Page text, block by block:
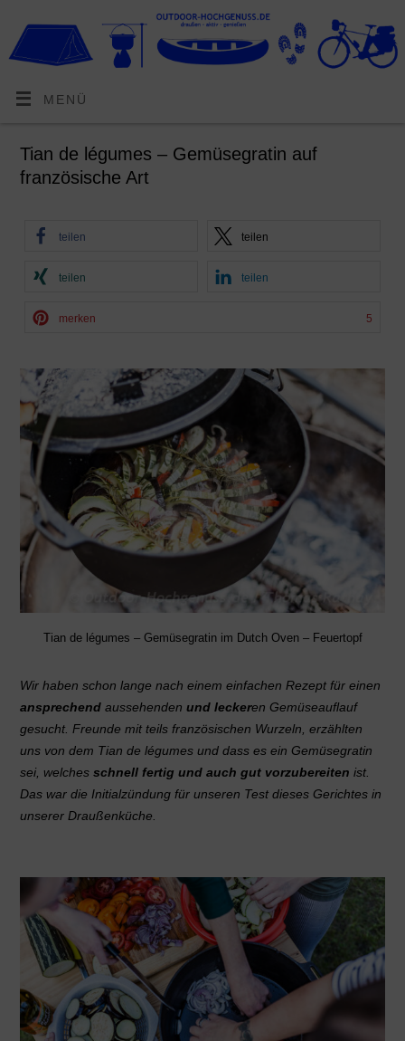
MENÜ
Tian de légumes – Gemüsegratin auf
französische Art
teilen teilen
teilen teilen
merken 5
Tian de légumes – Gemüsegratin im Dutch Oven – Feuertopf
Wir haben schon lange nach einem einfachen Rezept für einen
ansprechendaussehenden und leckeren Gemüseauflauf
gesucht. Freunde mit teils französischen Wurzeln, erzählten
uns von dem Tian de légumes und dass es ein Gemüsegratin
sei, welches schnell fertig und auch gut vorzubereiten ist.
Das war die Initialzündung für unseren Test dieses Gerichtes in
unserer Draußenküche.